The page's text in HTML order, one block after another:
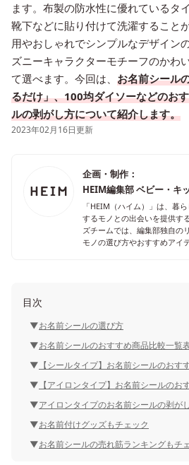
ます。布製の防水性に優れているタ
靴下などに貼り付けて洗濯すること
用やおしゃれでシンプルなデザイン
ズニーキャラクターモチーフのかわ
て選べます。今回は、 お名前シール
るだけ」、100均ダイソーなどのお
ルの剥がし方について紹介します。
2023年02月16日更新
企画・制作：
HEIM編集部 ベビー・キ
「HEIM（ハイム）」は、暮
するモノとの出会いを提供す
ズチームでは、編集部独自の
モノの選び方やおすすめアイ
目次
お名前シールの選び方
お名前シールのおすすめ商品比較一覧
【シールタイプ】お名前シールのおす
【アイロンタイプ】お名前シールのお
アイロンタイプのお名前シールの剥が
お名前付けグッズもチェック
お名前シールの売れ筋ランキングもチ